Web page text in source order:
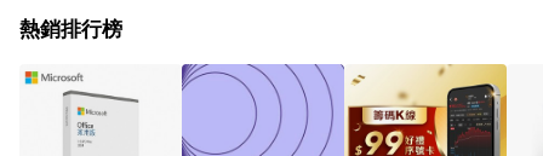
熱銷排行榜